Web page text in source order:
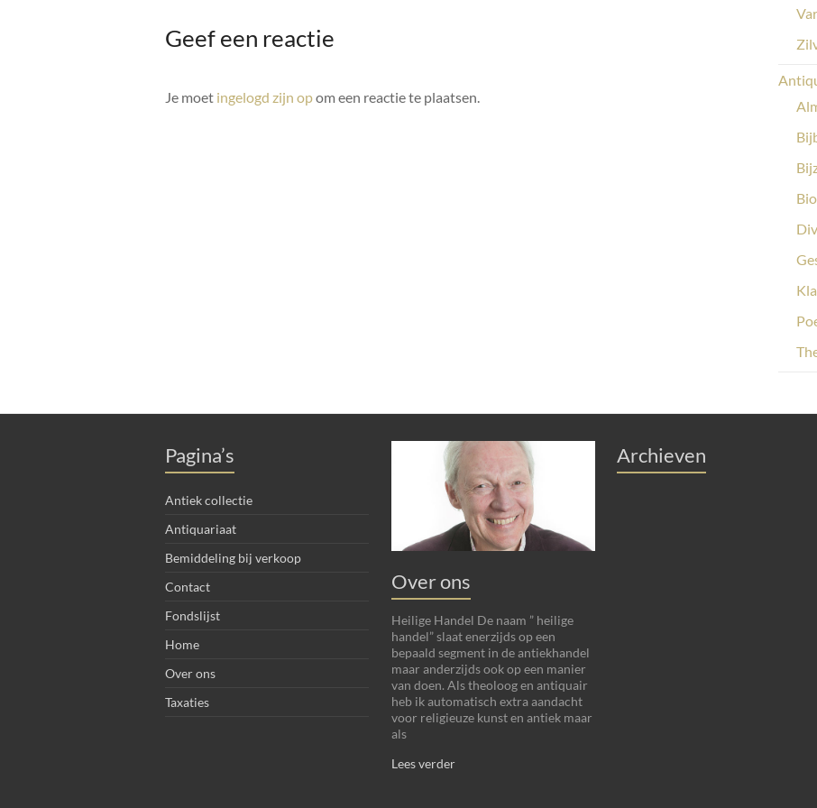
Geef een reactie
Je moet ingelogd zijn opom een reactie te plaatsen.
Pagina’s
Antiek collectie
Antiquariaat
Bemiddeling bij verkoop
Contact
Fondslijst
Home
Over ons
Taxaties
Over ons
Heilige Handel De naam ” heilige
handel” slaat enerzijds op een
bepaald segment in de antiekhandel
maar anderzijds ook op een manier
van doen. Als theoloog en antiquair
heb ik automatisch extra aandacht
voor religieuze kunst en antiek maar
als
Lees verder
Archieven